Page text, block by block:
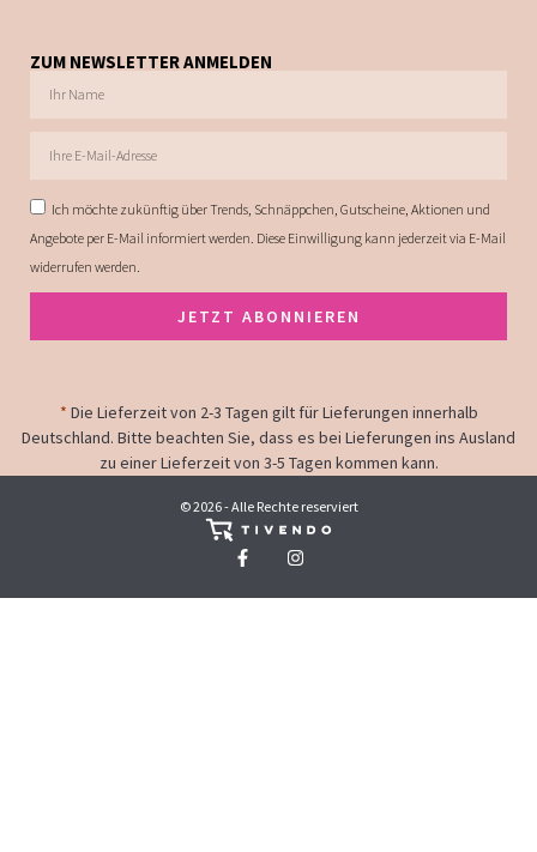
ZUM NEWSLETTER ANMELDEN
Ich möchte zukünftig über Trends, Schnäppchen, Gutscheine, Aktionen und
Angebote per E-Mail informiert werden. Diese Einwilligung kann jederzeit via E-Mail
widerrufen werden.
JETZT ABONNIEREN
* Die Lieferzeit von 2-3 Tagen gilt für Lieferungen innerhalb
Deutschland. Bitte beachten Sie, dass es bei Lieferungen ins Ausland
zu einer Lieferzeit von 3-5 Tagen kommen kann.
© 2026 - Alle Rechte reserviert